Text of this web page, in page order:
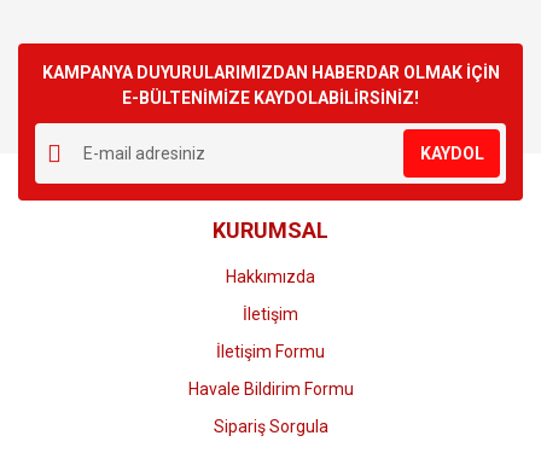
Yorum Yaz
kullanarak tarafımıza iletebilirsiniz.
Görüş ve önerileriniz için teşekkür ederiz.
Ürün resmi kalitesiz, bozuk veya görüntülenemiyor.
Ürün açıklamasında eksik bilgiler bulunuyor.
Ürün bilgilerinde hatalar bulunuyor.
Ürün fiyatı diğer sitelerden daha pahalı.
Gönder
KAMPANYA DUYURULARIMIZDAN HABERDAR OLMAK İÇİN
E-BÜLTENİMİZE KAYDOLABİLİRSİNİZ!
KAYDOL
KURUMSAL
Hakkımızda
İletişim
İletişim Formu
Havale Bildirim Formu
Sipariş Sorgula